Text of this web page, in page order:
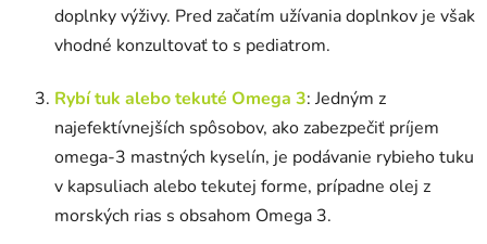
doplnky výživy. Pred začatím užívania doplnkov je však
vhodné konzultovať to s pediatrom.
Rybí tuk alebo tekuté Omega 3: Jedným z
najefektívnejších spôsobov, ako zabezpečiť príjem
omega-3 mastných kyselín, je podávanie rybieho tuku
v kapsuliach alebo tekutej forme, prípadne olej z
morských rias s obsahom Omega 3.